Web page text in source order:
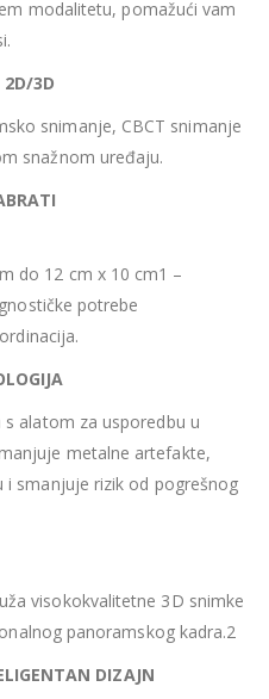
modalitetu, pomažući vam
2D/3D
snimanje, CBCT snimanje
snažnom uređaju.
do 12 cm x 10 cm1 –
potrebe
s alatom za usporedbu u
metalne artefakte,
smanjuje rizik od pogrešnog
visokokvalitetne 3D snimke
panoramskog kadra.2
DIZAJN